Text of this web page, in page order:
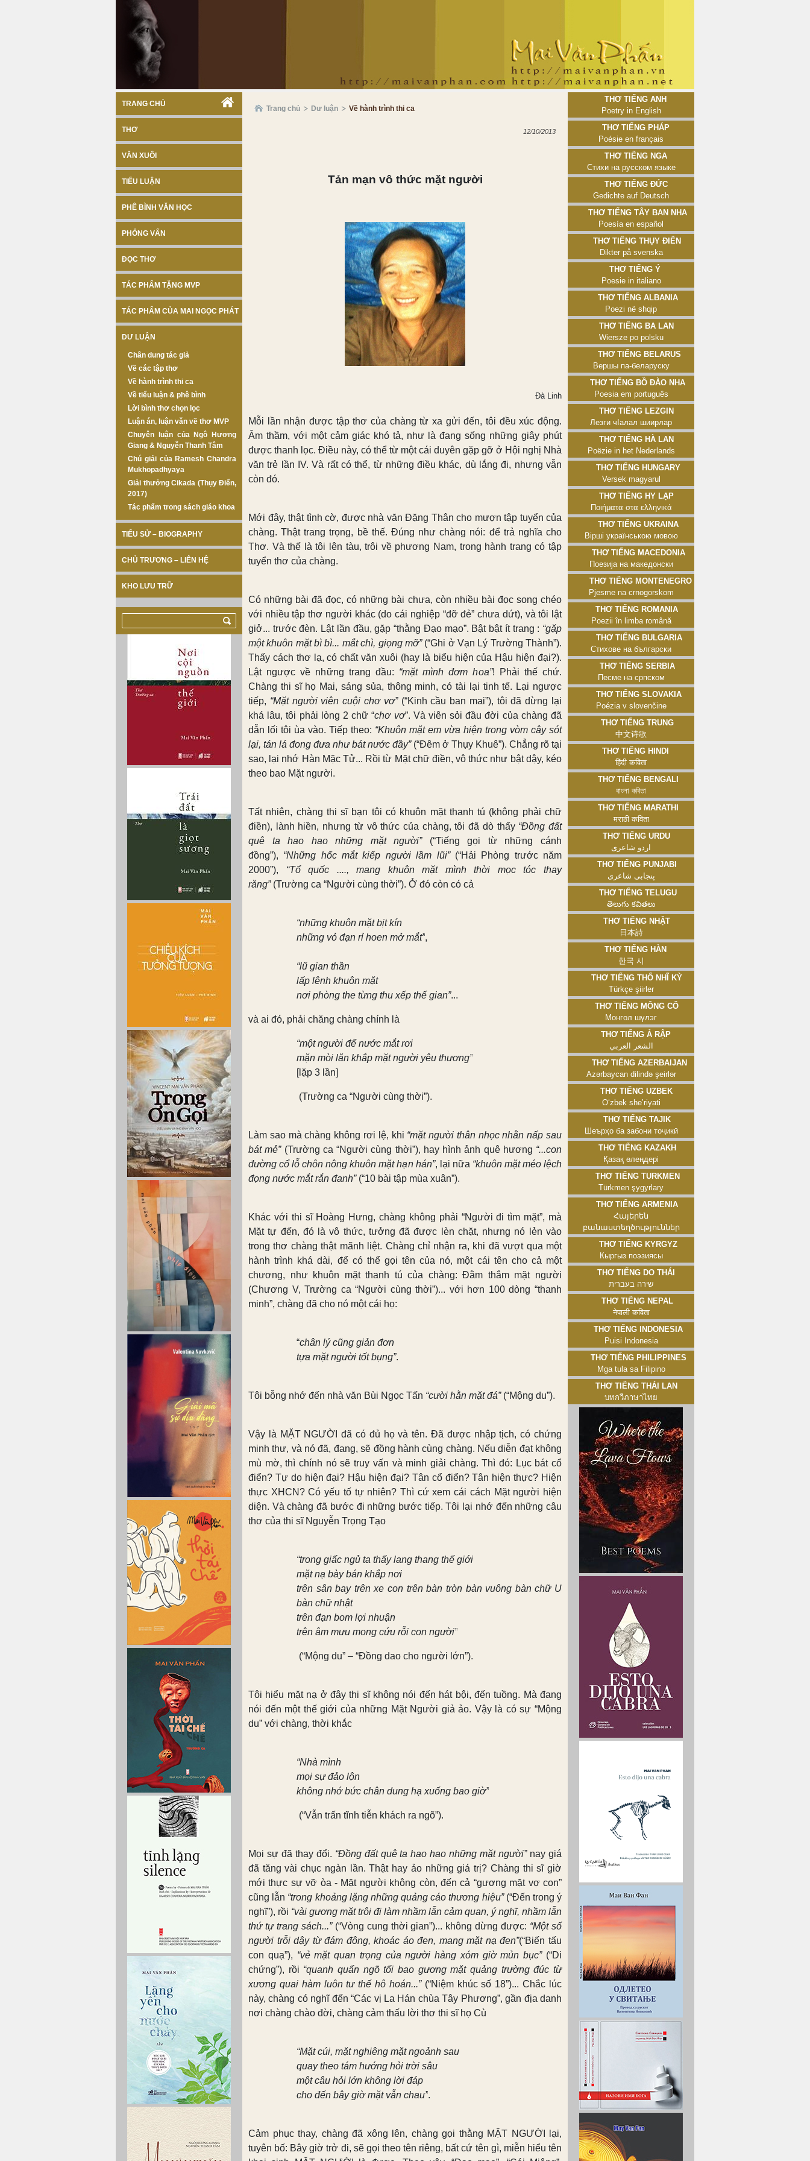
TRANG CHỦ
THƠ
VĂN XUÔI
TIỂU LUẬN
PHÊ BÌNH VĂN HỌC
PHỎNG VẤN
ĐỌC THƠ
TÁC PHẨM TẶNG MVP
TÁC PHẨM CỦA MAI NGỌC PHÁT
DƯ LUẬN
Chân dung tác giả
Về các tập thơ
Về hành trình thi ca
Về tiểu luận & phê bình
Lời bình thơ chọn lọc
Luận án, luận văn về thơ MVP
Chuyên luận của Ngô Hương
Giang & Nguyễn Thanh Tâm
Chú giải của Ramesh Chandra
Mukhopadhyaya
Giải thưởng Cikada (Thụy Điển,
2017)
Tác phẩm trong sách giáo khoa
TIỂU SỬ – BIOGRAPHY
CHỦ TRƯƠNG – LIÊN HỆ
KHO LƯU TRỮ
Trang chủ Dư luận Về hành trình thi ca
12/10/2013
Tản mạn vô thức mặt người
Đà Linh
Mỗi lần nhận được tập thơ của chàng từ xa gửi đến, tôi đều xúc động.
Âm thầm, với một cảm giác khó tả, như là đang sống những giây phút
được thanh lọc. Điều này, có thể từ một cái duyên gặp gỡ ở Hội nghị Nhà
văn trẻ lần IV. Và rất có thể, từ những điều khác, dù lắng đi, nhưng vẫn
còn đó.
Mới đây, thật tình cờ, được nhà văn Đặng Thân cho mượn tập tuyển của
chàng. Thật trang trọng, bề thế. Đúng như chàng nói: để trả nghĩa cho
Thơ. Và thế là tôi lên tàu, trôi về phương Nam, trong hành trang có tập
tuyển thơ của chàng.
Có những bài đã đọc, có những bài chưa, còn nhiều bài đọc song chéo
với nhiều tập thơ người khác (do cái nghiệp “đỡ đẻ” chưa dứt), và tôi lật
giở... trước đèn. Lật lần đầu, gặp “thằng Đạo mạo”. Bật bật ít trang : “gặp
một khuôn mặt bì bì... mắt chì, giọng mỡ”(“Ghi ở Vạn Lý Trường Thành”).
Thấy cách thơ lạ, có chất văn xuôi (hay là biểu hiện của Hậu hiện đại?).
Lật ngược về những trang đầu: “mặt mình đơm hoa”! Phải thế chứ.
Chàng thi sĩ họ Mai, sáng sủa, thông minh, có tài lại tinh tế. Lại ngược
tiếp, “Mặt người viên cuội chơ vơ”(“Kinh cầu ban mai”), tôi đã dừng lại
khá lâu, tôi phải lòng 2 chữ “chơ vơ”. Và viên sỏi đầu đời của chàng đã
dẫn lối tôi ùa vào. Tiếp theo: “Khuôn mặt em vừa hiện trong vòm cây sót
lại, tán lá đong đưa như bát nước đầy”(“Đêm ở Thụy Khuê”). Chẳng rõ tại
sao, lại nhớ Hàn Mặc Tử... Rồi từ Mặt chữ điền, vô thức như bật dậy, kéo
theo bao Mặt người.
Tất nhiên, chàng thi sĩ bạn tôi có khuôn mặt thanh tú (không phải chữ
điền), lành hiền, nhưng từ vô thức của chàng, tôi đã dò thấy “Đồng đất
quê ta hao hao những mặt người”(“Tiếng gọi từ những cánh
đồng”), “Những hốc mắt kiếp người lầm lũi”(“Hải Phòng trước năm
2000”), “Tổ quốc ...., mang khuôn mặt mình thời mọc tóc thay
răng”(Trường ca “Người cùng thời”). Ở đó còn có cả
“những khuôn mặt bịt kín
những vỏ đạn rỉ hoen mở mắt”,
“lũ gian thần
lấp lênh khuôn mặt
nơi phòng the từng thu xếp thế gian”...
và ai đó, phải chăng chàng chính là
“một người để nước mắt rơi
mặn mòi lăn khắp mặt người yêu thương”
[lặp 3 lần]
(Trường ca “Người cùng thời”).
Làm sao mà chàng không rơi lệ, khi “mặt người thân nhọc nhằn nấp sau
bát mẻ”(Trường ca “Người cùng thời”), hay hình ảnh quê hương “...con
đường cổ lỗ chôn nông khuôn mặt hạn hán”, lại nữa “khuôn mặt méo lệch
đọng nước mắt rắn đanh”(“10 bài tập mùa xuân”).
Khác với thi sĩ Hoàng Hưng, chàng không phải “Người đi tìm mặt”, mà
Mặt tự đến, đó là vô thức, tưởng đã được lèn chặt, nhưng nó lẻn vào
trong thơ chàng thật mãnh liệt. Chàng chỉ nhận ra, khi đã vượt qua một
hành trình khá dài, để có thể gọi tên của nó, một cái tên cho cả một
chương, như khuôn mặt thanh tú của chàng: Đằm thắm mặt người
(Chương V, Trường ca “Người cùng thời”)... với hơn 100 dòng “thanh
minh”, chàng đã cho nó một cái họ:
“chân lý cũng giản đơn
tựa mặt người tốt bụng”.
Tôi bỗng nhớ đến nhà văn Bùi Ngọc Tấn “cười hằn mặt đá”(“Mộng du”).
Vậy là MẶT NGƯỜI đã có đủ họ và tên. Đã được nhập tịch, có chứng
minh thư, và nó đã, đang, sẽ đồng hành cùng chàng. Nếu diễn đạt không
mù mờ, thì chính nó sẽ truy vấn và minh giải chàng. Thì đó: Lục bát cổ
điển? Tự do hiện đại? Hậu hiện đại? Tân cổ điển? Tân hiện thực? Hiện
thực XHCN? Có yếu tố tự nhiên? Thì cứ xem cái cách Mặt người hiện
diện. Và chàng đã bước đi những bước tiếp. Tôi lại nhớ đến những câu
thơ của thi sĩ Nguyễn Trọng Tạo
“trong giấc ngủ ta thấy lang thang thế giới
mặt nạ bày bán khắp nơi
trên sân bay trên xe con trên bàn tròn bàn vuông bàn chữ U
bàn chữ nhật
trên đạn bom lợi nhuận
trên âm mưu mong cứu rỗi con người”
(“Mộng du” – “Đồng dao cho người lớn”).
Tôi hiểu mặt nạ ở đây thi sĩ không nói đến hát bội, đến tuồng. Mà đang
nói đến một thế giới của những Mặt Người giả ảo. Vậy là có sự “Mộng
du” với chàng, thời khắc
“Nhà mình
mọi sự đảo lộn
không nhớ bức chân dung hạ xuống bao giờ”
(“Vẫn trấn tĩnh tiễn khách ra ngõ”).
Mọi sự đã thay đổi. “Đồng đất quê ta hao hao những mặt người”nay giá
đã tăng vài chục ngàn lần. Thật hay ảo những giá trị? Chàng thi sĩ giờ
mới thực sự vỡ òa - Mặt người không còn, đến cả “gương mặt vợ con”
cũng lẫn “trong khoảng lặng những quảng cáo thương hiệu”(“Đến trong ý
nghĩ”), rồi “vài gương mặt trôi đi làm nhầm lẫn cảm quan, ý nghĩ, nhầm lẫn
thứ tự trang sách...”(“Vòng cung thời gian”)... không dừng được: “Một số
người trỗi dậy từ đám đông, khoác áo đen, mang mặt nạ đen”(“Biến tấu
con quạ”), “vẻ mặt quan trọng của người hàng xóm giờ mủn bục”(“Di
chứng”), rồi “quanh quẩn ngõ tối bao gương mặt quảng trường đúc từ
xương quai hàm luôn tư thế hô hoán...”(“Niệm khúc số 18”)... Chắc lúc
này, chàng có nghĩ đến “Các vị La Hán chùa Tây Phương”, gần địa danh
nơi chàng chào đời, chàng cảm thấu lời thơ thi sĩ họ Cù
“Mặt cúi, mặt nghiêng mặt ngoảnh sau
quay theo tám hướng hỏi trời sâu
một câu hỏi lớn không lời đáp
cho đến bây giờ mặt vẫn chau”.
Cảm phục thay, chàng đã xông lên, chàng gọi thằng MẶT NGƯỜI lại,
tuyên bố: Bây giờ trở đi, sẽ gọi theo tên riêng, bất cứ tên gì, miễn hiểu tên
Thơ tiếng Anh
Poetry in English
Thơ tiếng Pháp
Poésie en français
Thơ tiếng Nga
Стихи на русском языке
Thơ tiếng Đức
Gedichte auf Deutsch
Thơ tiếng Tây Ban Nha
Poesía en español
Thơ tiếng Thụy Điển
Dikter på svenska
Thơ tiếng Ý
Poesie in italiano
Thơ tiếng Albania
Poezi në shqip
Thơ tiếng Ba Lan
Wiersze po polsku
Thơ tiếng Belarus
Вершы па-беларуску
Thơ tiếng Bồ Đào Nha
Poesia em português
Thơ tiếng Lezgin
Лезги чӀалал шиирлар
Thơ tiếng Hà Lan
Poëzie in het Nederlands
Thơ tiếng Hungary
Versek magyarul
Thơ tiếng Hy Lạp
Ποιήματα στα ελληνικά
Thơ tiếng Ukraina
Вірші українською мовою
Thơ tiếng Macedonia
Поезија на македонски
Thơ tiếng Montenegro
Pjesme na crnogorskom
Thơ tiếng Romania
Poezii în limba română
Thơ tiếng Bulgaria
Стихове на български
Thơ tiếng Serbia
Песме на српском
Thơ tiếng Slovakia
Poézia v slovenčine
Thơ tiếng Trung
中文诗歌
Thơ tiếng Hindi
हिंदी कविता
Thơ tiếng Bengali
বাংলা কবিতা
Thơ tiếng Marathi
मराठी कविता
Thơ tiếng Urdu
اردو شاعری
Thơ tiếng Punjabi
پنجابی شاعری
Thơ tiếng Telugu
తెలుగు కవితలు
Thơ tiếng Nhật
日本詩
Thơ tiếng Hàn
한국 시
Thơ tiếng Thổ Nhĩ Kỳ
Türkçe şiirler
Thơ tiếng Mông Cổ
Монгол шүлэг
Thơ tiếng Ả Rập
الشعر العربي
Thơ tiếng Azerbaijan
Azərbaycan dilində şeirlər
Thơ tiếng Uzbek
Oʻzbek sheʼriyati
Thơ tiếng Tajik
Шеърҳо ба забони тоҷикӣ
Thơ tiếng Kazakh
Қазақ өлеңдері
Thơ tiếng Turkmen
Türkmen şygyrlary
Thơ tiếng Armenia
Հայերեն
բանաստեղծություններ
Thơ tiếng Kyrgyz
Кыргыз поэзиясы
Thơ tiếng Do Thái
שירה בעברית
Thơ tiếng Nepal
नेपाली कविता
Thơ tiếng Indonesia
Puisi Indonesia
Thơ tiếng Philippines
Mga tula sa Filipino
Thơ tiếng Thái Lan
บทกวีภาษาไทย